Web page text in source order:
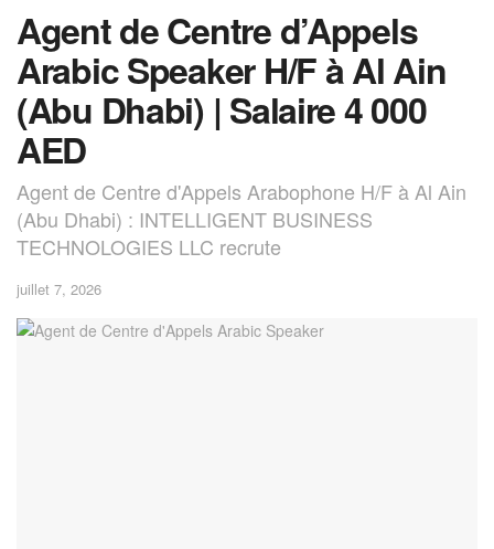
Agent de Centre d’Appels
Arabic Speaker H/F à Al Ain
(Abu Dhabi) | Salaire 4 000
AED
Agent de Centre d'Appels Arabophone H/F à Al Ain
(Abu Dhabi) : INTELLIGENT BUSINESS
TECHNOLOGIES LLC recrute
juillet 7, 2026